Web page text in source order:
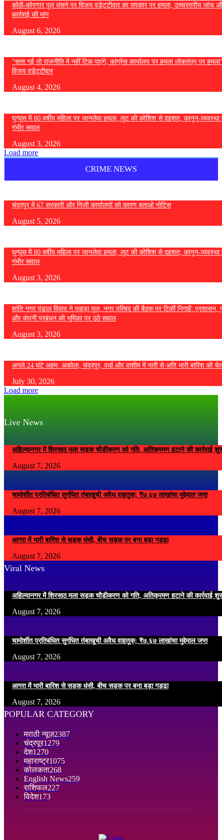
कोठी-कोरणार पुल धंसने पर विजय वडेट्टीवार का सरकार पर हमला, उच्चस्तरीय जांच
कार्रवाई की मांग
August 6, 2026
“सत्ता गई तो राजनीति में नहीं टिक पाएंगे, कांग्रेस कार्यालय पर हमला लोकतंत्र पर
विजय वडेट्टीवार
August 4, 2026
घुग्घूस में 80 वर्षीय महिला पर जानलेवा हमला, लूट की कोशिश से दहशत; कानून-व्यवस्था
गंभीर सवाल
August 3, 2026
Load more
CRIME NEWS
चंद्रपुर में 67 सरकारी और निजी कार्यालयों को कारण बताओ नोटिस
August 5, 2026
घुग्घूस में 80 वर्षीय महिला पर जानलेवा हमला, लूट की कोशिश से दहशत; कानून-व्यवस्था
गंभीर सवाल
August 3, 2026
शांति नगर पंडाल विवाद ने पकड़ा तूल, नगर परिषद की बैठक पर टिकीं निगाहें; प्रशासन,
और कंपनी प्रबंधन की भूमिका पर उठे सवाल
August 3, 2026
अगले 24 घंटे अहम: अकोला, चंद्रपुर, वर्धा और वाशीम में भारी से अति भारी बारिश की
July 30, 2026
Load more
Live News
अहिल्यानगर में शिरसाठ मला सड़क चौड़ीकरण को गति, अतिक्रमण हटाने की कार्रवाई
August 7, 2026
चामोर्शीत प्रतिबंधित सुगंधित तंबाखूची अवैध वाहतूक; ₹७.६७ लाखांचा मुद्देमाल जप्त
August 7, 2026
आगरा में भारी बारिश से सड़क धंसी, बीच सड़क पर बना बड़ा गड्ढा
August 7, 2026
Viral News
अहिल्यानगर में शिरसाठ मला सड़क चौड़ीकरण को गति, अतिक्रमण हटाने की कार्रवाई
August 7, 2026
चामोर्शीत प्रतिबंधित सुगंधित तंबाखूची अवैध वाहतूक; ₹७.६७ लाखांचा मुद्देमाल जप्त
August 7, 2026
आगरा में भारी बारिश से सड़क धंसी, बीच सड़क पर बना बड़ा गड्ढा
August 7, 2026
POPULAR CATEGORY
मराठी न्यूज़2387
चंद्रपूर1279
देश1270
महाराष्ट्र1075
कोलकता268
English News259
राशिफल227
विदेश173